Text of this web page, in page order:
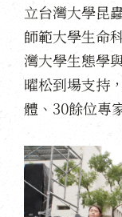
立台灣大學昆
師範大學生命
灣大學生態學
曜松到場支持
體、30餘位專